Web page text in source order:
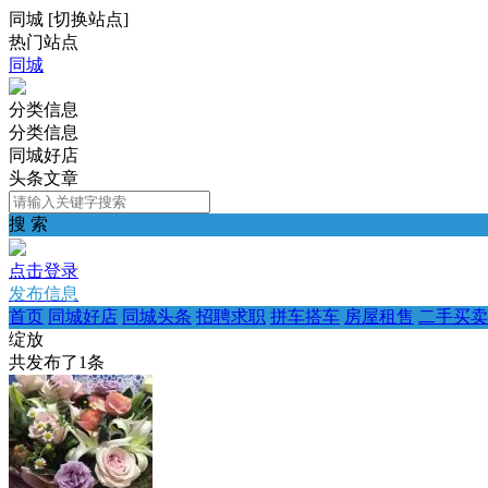
同城 [切换站点]
热门站点
同城
分类信息
分类信息
同城好店
头条文章
搜 索
点击登录
发布信息
首页 同城好店 同城头条 招聘求职 拼车搭车 房屋租售 二手买卖
绽放
共发布了1条